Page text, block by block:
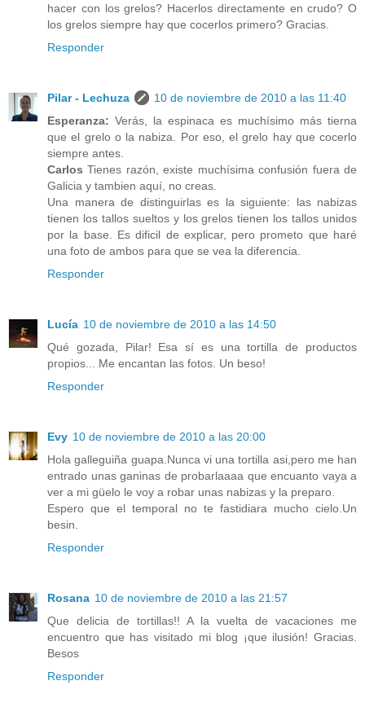
hacer con los grelos? Hacerlos directamente en crudo? O
los grelos siempre hay que cocerlos primero? Gracias.
Responder
Pilar - Lechuza
10 de noviembre de 2010 a las 11:40
Esperanza: Verás, la espinaca es muchísimo más tierna
que el grelo o la nabiza. Por eso, el grelo hay que cocerlo
siempre antes.
Carlos Tienes razón, existe muchísima confusión fuera de
Galicia y tambien aquí, no creas.
Una manera de distinguirlas es la siguiente: las nabizas
tienen los tallos sueltos y los grelos tienen los tallos unidos
por la base. Es dificil de explicar, pero prometo que haré
una foto de ambos para que se vea la diferencia.
Responder
Lucía 10 de noviembre de 2010 a las 14:50
Qué gozada, Pilar! Esa sí es una tortilla de productos
propios... Me encantan las fotos. Un beso!
Responder
Evy 10 de noviembre de 2010 a las 20:00
Hola galleguiña guapa.Nunca vi una tortilla asi,pero me han
entrado unas ganinas de probarlaaaa que encuanto vaya a
ver a mi güelo le voy a robar unas nabizas y la preparo.
Espero que el temporal no te fastidiara mucho cielo.Un
besin.
Responder
Rosana 10 de noviembre de 2010 a las 21:57
Que delicia de tortillas!! A la vuelta de vacaciones me
encuentro que has visitado mi blog ¡que ilusión! Gracias.
Besos
Responder